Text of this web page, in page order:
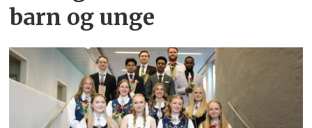
barn og unge